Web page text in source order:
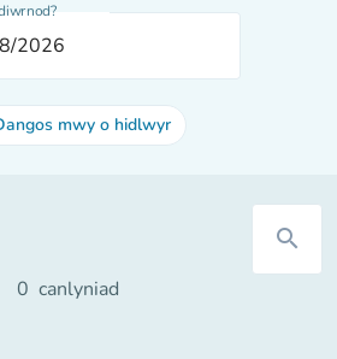
mwy o hidlwyr
search
0 canlyniad